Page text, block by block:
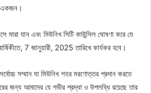
একজন।
মারা যান এবং মিউনিখ সিটি কাউন্সিল ঘোষণা করে যে
7 জানুয়ারী, 2025 তারিখে কার্যকর হবে।
সম্মান যা মিউনিখ শহর মরণোত্তর প্রদান করতে
জন্য আমাদের যে গভীর শ্রদ্ধা ও উপলব্ধি রয়েছে তার